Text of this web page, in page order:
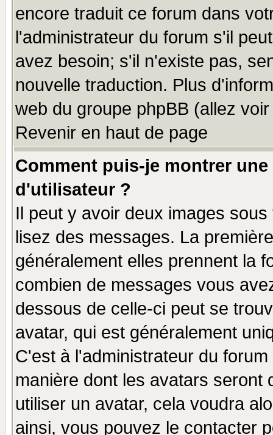
encore traduit ce forum dans
l'administrateur du forum s'il
avez besoin; s'il n'existe pas,
nouvelle traduction. Plus
web du groupe phpBB (allez
Revenir en haut de page
Comment puis-je montrer
d'utilisateur ?
Il peut y avoir deux images
lisez des messages. La
généralement elles prennent la
combien de messages vous
dessous de celle-ci peut se
avatar, qui est généralement
C'est à l'administrateur du
manière dont les avatars seront
utiliser un avatar, cela voudra
ainsi, vous pouvez le contacter